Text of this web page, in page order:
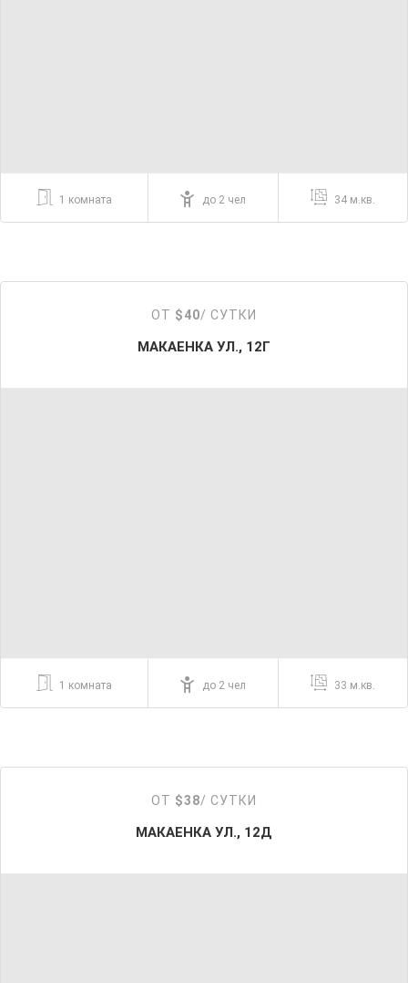
1 комната до 2 чел 34 м.кв.
ОТ $40/ СУТКИ
МАКАЕНКА УЛ., 12Г
1 комната до 2 чел 33 м.кв.
ОТ $38/ СУТКИ
МАКАЕНКА УЛ., 12Д